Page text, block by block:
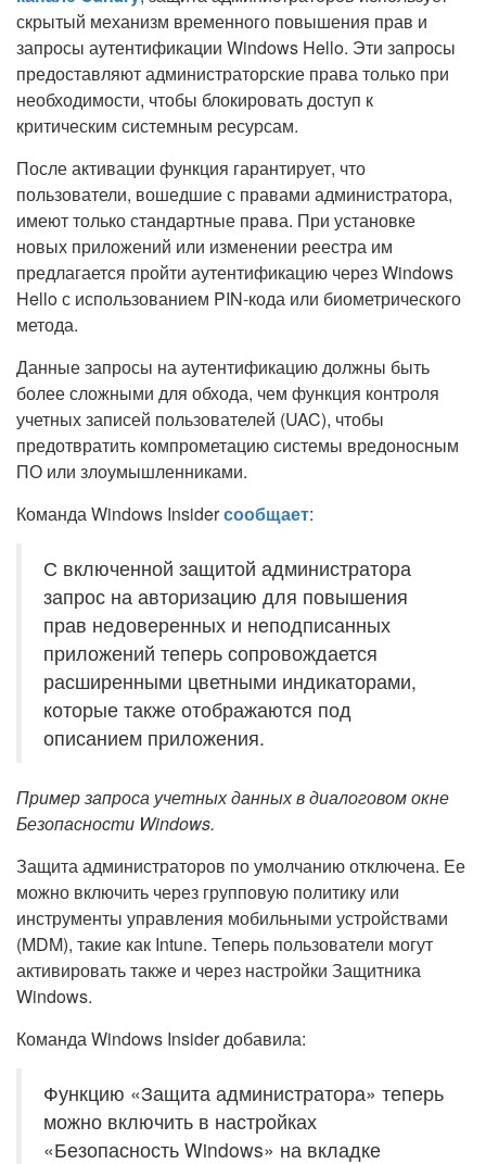
скрытый механизм временного повышения прав и
запросы аутентификации Windows Hello. Эти запросы
предоставляют администраторские права только при
необходимости, чтобы блокировать доступ к
критическим системным ресурсам.
После активации функция гарантирует, что
пользователи, вошедшие с правами администратора,
имеют только стандартные права. При установке
новых приложений или изменении реестра им
предлагается пройти аутентификацию через Windows
Hello с использованием PIN-кода или биометрического
метода.
Данные запросы на аутентификацию должны быть
более сложными для обхода, чем функция контроля
учетных записей пользователей (UAC), чтобы
предотвратить компрометацию системы вредоносным
ПО или злоумышленниками.
Команда Windows Insiderсообщает:
С включенной защитой администратора
запрос на авторизацию для повышения
прав недоверенных и неподписанных
приложений теперь сопровождается
расширенными цветными индикаторами,
которые также отображаются под
описанием приложения.
Пример запроса учетных данных в диалоговом окне
Безопасности Windows.
Защита администраторов по умолчанию отключена. Ее
можно включить через групповую политику или
инструменты управления мобильными устройствами
(MDM), такие как Intune. Теперь пользователи могут
активировать также и через настройки Защитника
Windows.
Команда Windows Insider добавила:
Функцию «Защита администратора» теперь
можно включить в настройках
«Безопасность Windows» на вкладке